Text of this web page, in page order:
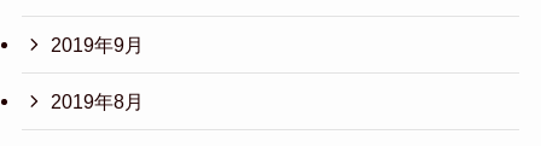
2019年9月
2019年8月